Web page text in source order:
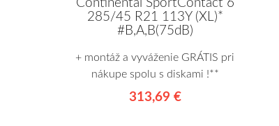
Continental SportContact 6
285/45 R21 113Y (XL)*
#B,A,B(75dB)
+ montáž a vyváženie GRÁTIS pri
nákupe spolu s diskami !**
313,69 €